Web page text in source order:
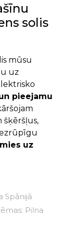
solis
mūsu
uz
pieejamu
šķēršļus,
uz
Spānijā
Pilna